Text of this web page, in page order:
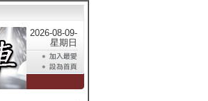
2026-08-09-
星期日